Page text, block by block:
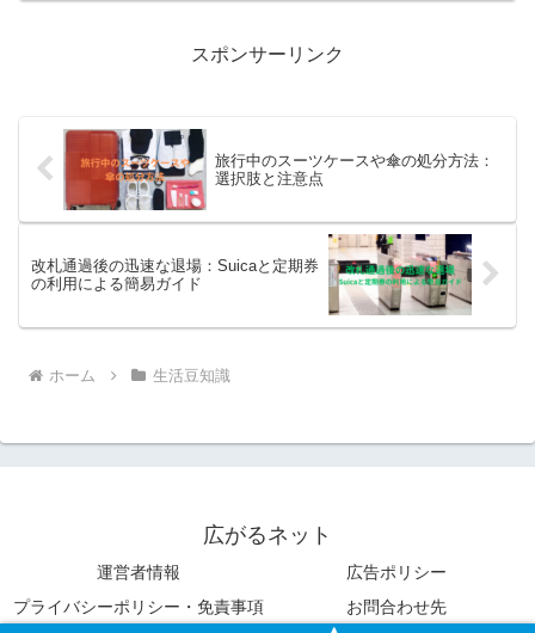
スポンサーリンク
旅行中のスーツケースや傘の処分方法：
選択肢と注意点
改札通過後の迅速な退場：Suicaと定期券
の利用による簡易ガイド
ホーム 生活豆知識
広がるネット
運営者情報
広告ポリシー
プライバシーポリシー・免責事項
お問合わせ先